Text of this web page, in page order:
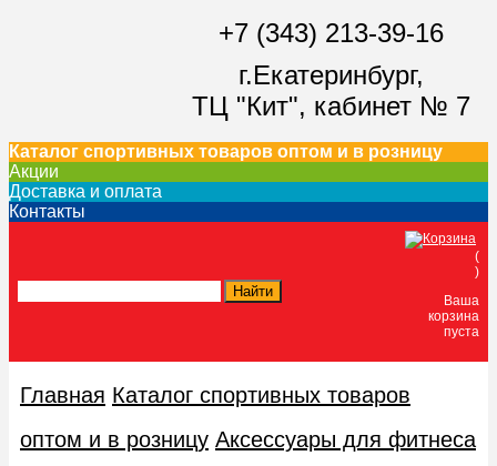
+7 (343) 213-39-16
г.Екатеринбург,
ТЦ "Кит", кабинет № 7
Каталог спортивных товаров оптом и в розницу
Акции
Доставка и оплата
Контакты
(
)
Ваша
корзина
пуста
Главная Каталог спортивных товаров
оптом и в розницу Аксессуары для фитнеса